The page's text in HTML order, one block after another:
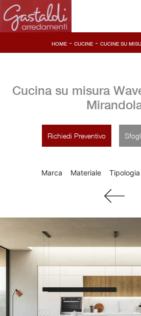
HOME- CUCINE- CUCINE SU
Cucina su misura
Richiedi Preventivo
Marca Materiale Tipologia